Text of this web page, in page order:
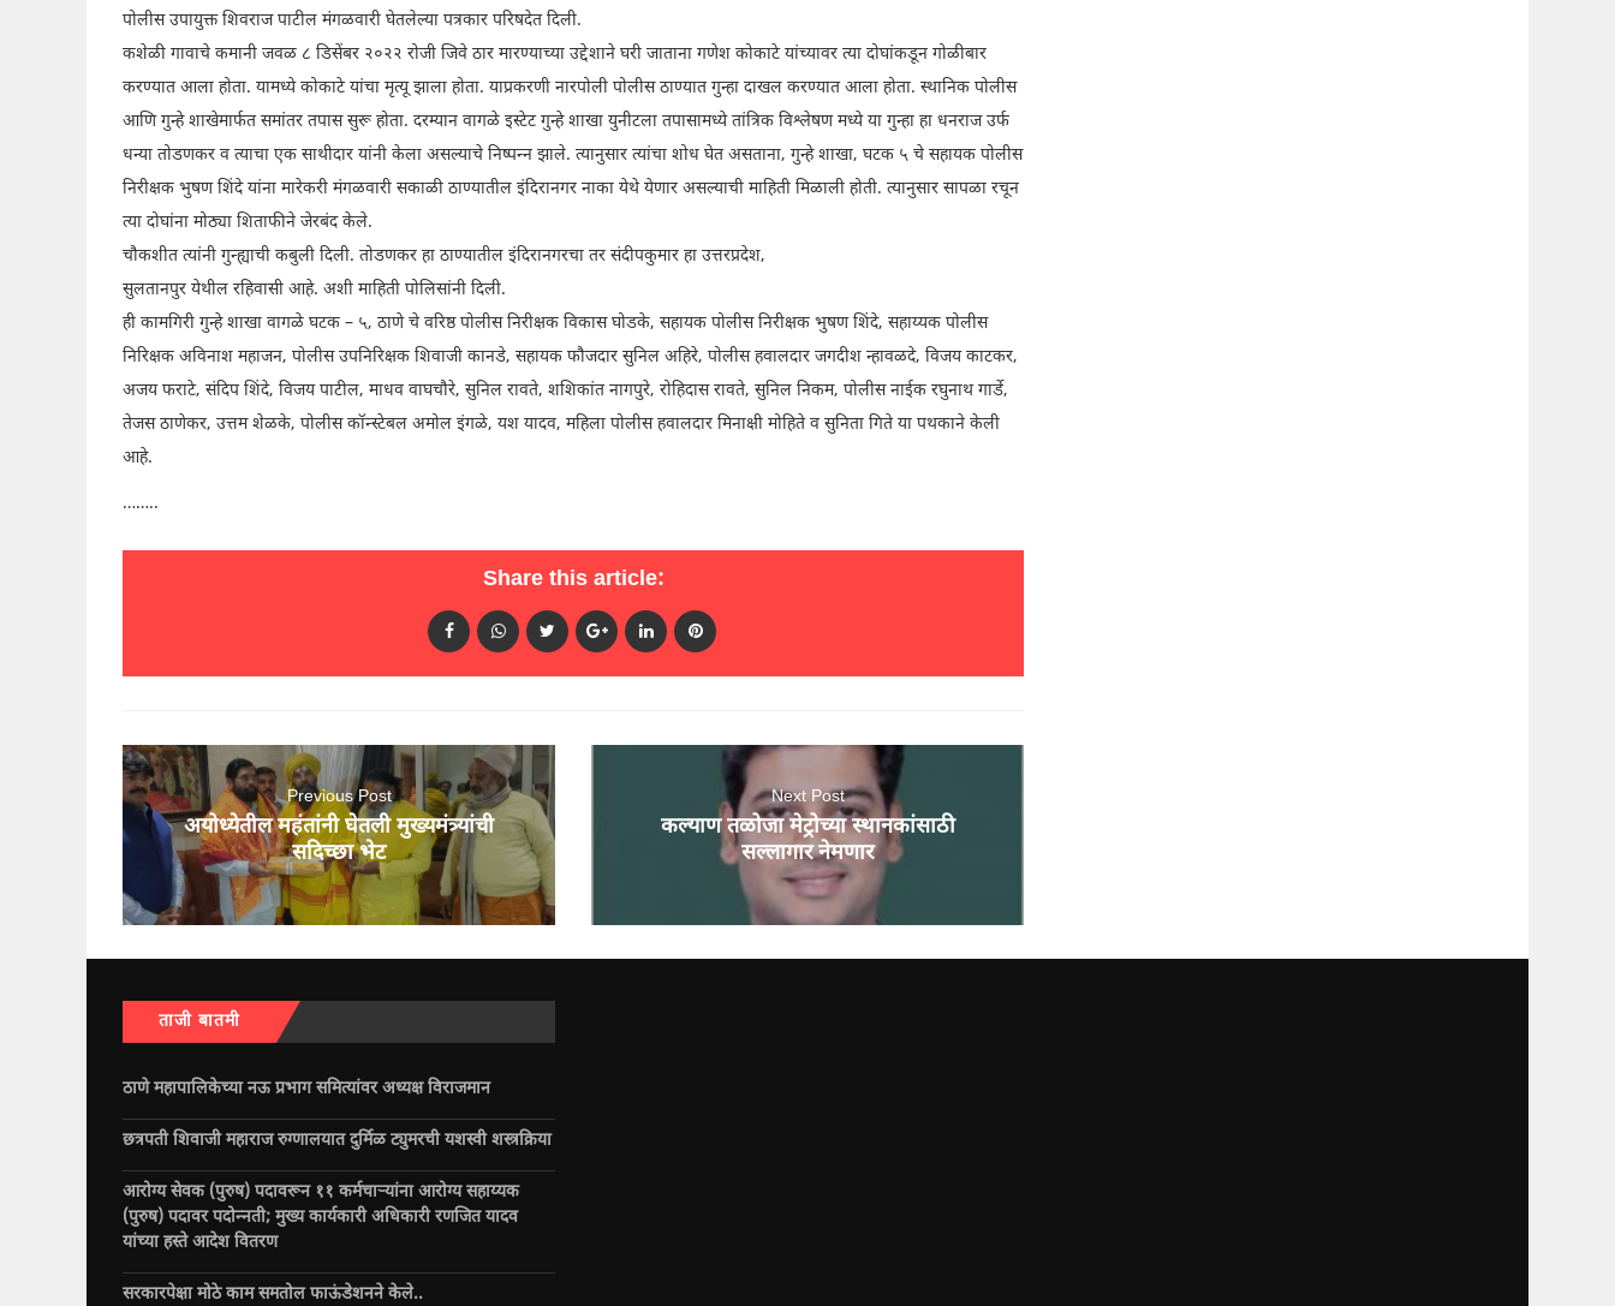
पोलीस उपायुक्त शिवराज पाटील मंगळवारी घेतलेल्या पत्रकार परिषदेत दिली.
कशेळी गावाचे कमानी जवळ ८ डिसेंबर २०२२ रोजी जिवे ठार मारण्याच्या उद्देशाने घरी जाताना गणेश कोकाटे यांच्यावर त्या दोघांकडून गोळीबार
करण्यात आला होता. यामध्ये कोकाटे यांचा मृत्यू झाला होता. याप्रकरणी नारपोली पोलीस ठाण्यात गुन्हा दाखल करण्यात आला होता. स्थानिक पोलीस
आणि गुन्हे शाखेमार्फत समांतर तपास सुरू होता. दरम्यान वागळे इस्टेट गुन्हे शाखा युनीटला तपासामध्ये तांत्रिक विश्लेषण मध्ये या गुन्हा हा धनराज उर्फ
धन्या तोडणकर व त्याचा एक साथीदार यांनी केला असल्याचे निष्पन्न झाले. त्यानुसार त्यांचा शोध घेत असताना, गुन्हे शाखा, घटक ५ चे सहायक पोलीस
निरीक्षक भुषण शिंदे यांना मारेकरी मंगळवारी सकाळी ठाण्यातील इंदिरानगर नाका येथे येणार असल्याची माहिती मिळाली होती. त्यानुसार सापळा रचून
त्या दोघांना मोठ्या शिताफीने जेरबंद केले.
चौकशीत त्यांनी गुन्ह्याची कबुली दिली. तोडणकर हा ठाण्यातील इंदिरानगरचा तर संदीपकुमार हा उत्तरप्रदेश,
सुलतानपुर येथील रहिवासी आहे. अशी माहिती पोलिसांनी दिली.
ही कामगिरी गुन्हे शाखा वागळे घटक – ५, ठाणे चे वरिष्ठ पोलीस निरीक्षक विकास घोडके, सहायक पोलीस निरीक्षक भुषण शिंदे, सहाय्यक पोलीस
निरिक्षक अविनाश महाजन, पोलीस उपनिरिक्षक शिवाजी कानडे, सहायक फौजदार सुनिल अहिरे, पोलीस हवालदार जगदीश न्हावळदे, विजय काटकर,
अजय फराटे, संदिप शिंदे, विजय पाटील, माधव वाघचौरे, सुनिल रावते, शशिकांत नागपुरे, रोहिदास रावते, सुनिल निकम, पोलीस नाईक रघुनाथ गार्डे,
तेजस ठाणेकर, उत्तम शेळके, पोलीस कॉन्स्टेबल अमोल इंगळे, यश यादव, महिला पोलीस हवालदार मिनाक्षी मोहिते व सुनिता गिते या पथकाने केली
आहे.
……..
Share this article:
Previous Post
अयोध्येतील महंतांनी घेतली मुख्यमंत्र्यांची
सदिच्छा भेट
Next Post
कल्याण तळोजा मेट्रोच्या स्थानकांसाठी
सल्लागार नेमणार
ताजी बातमी
ठाणे महापालिकेच्या नऊ प्रभाग समित्यांवर अध्यक्ष विराजमान
छत्रपती शिवाजी महाराज रुग्णालयात दुर्मिळ ट्युमरची यशस्वी शस्त्रक्रिया
आरोग्य सेवक (पुरुष) पदावरून ११ कर्मचाऱ्यांना आरोग्य सहाय्यक
(पुरुष) पदावर पदोन्नती; मुख्य कार्यकारी अधिकारी रणजित यादव
यांच्या हस्ते आदेश वितरण
सरकारपेक्षा मोठे काम समतोल फाऊंडेशनने केले..